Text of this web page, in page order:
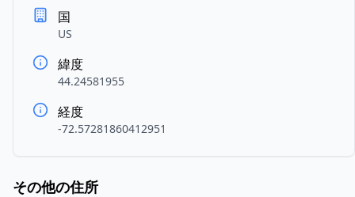
国
US
緯度
44.24581955
経度
-72.57281860412951
その他の住所